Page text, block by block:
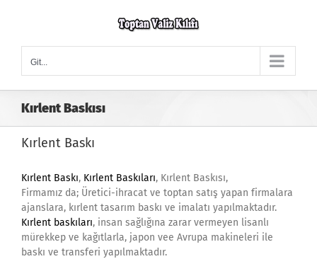
Git...
Kırlent Baskısı
Kırlent Baskı
Kırlent Baskı, Kırlent Baskıları, Kırlent Baskısı,
Firmamız da; Üretici-ihracat ve toptan satış yapan firmalara
ajanslara, kırlent tasarım baskı ve imalatı yapılmaktadır.
Kırlent baskıları, insan sağlığına zarar vermeyen lisanlı
mürekkep ve kağıtlarla, japon vee Avrupa makineleri ile
baskı ve transferi yapılmaktadır.